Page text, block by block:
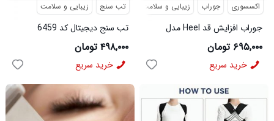
تب سنج زیبایی و سلامت
تب سنج دیجیتال کد 6459
۴۹۸,۰۰۰ تومان
خرید سریع
اکسسوری جوراب زیبایی و سلامت
جوراب افزایش قد Heel مدل
3911
۶۹۵,۰۰۰ تومان
خرید سریع